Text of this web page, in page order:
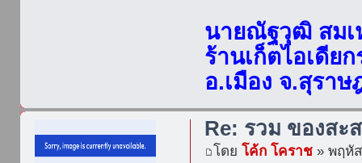
นายณัฐวุฒิ สมเ
ร้านเก็ตไอเดีย
อ.เมือง จ.สุรา
Re: รวม ของสะ
โดยโค้ก โคราช » พฤหั